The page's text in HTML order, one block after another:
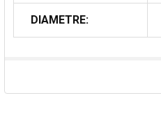
DIAMETRE: